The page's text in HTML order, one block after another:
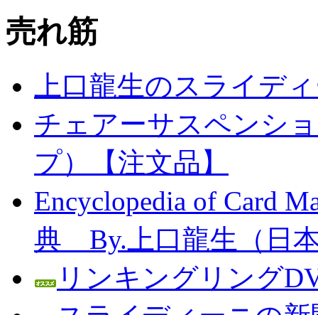
売れ筋
上口龍生のスライデ
チェアーサスペンシ
プ）【注文品】
Encyclopedia of Card
典 By.上口龍生（日
リンキングリング